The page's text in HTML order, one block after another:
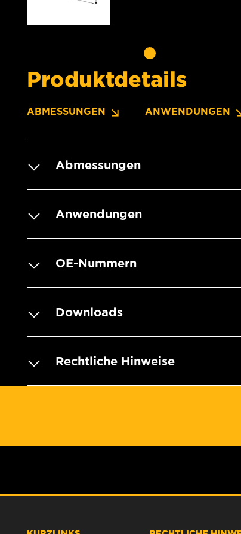
Produktdetails
ABMESSUNGEN ANWENDUNGEN
Abmessungen
Anwendungen
OE-Nummern
Downloads
Rechtliche Hinweise